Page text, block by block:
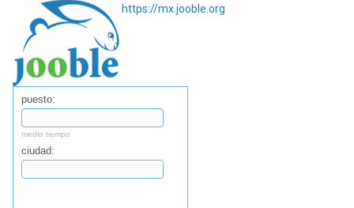
https://mx.jooble.org
puesto:
medio tiempo
ciudad: